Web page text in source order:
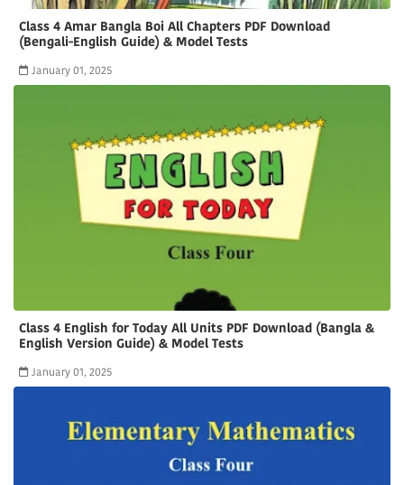
Class 4 Amar Bangla Boi All Chapters PDF Download
(Bengali-English Guide) & Model Tests
January 01, 2025
Class 4 English for Today All Units PDF Download (Bangla &
English Version Guide) & Model Tests
January 01, 2025